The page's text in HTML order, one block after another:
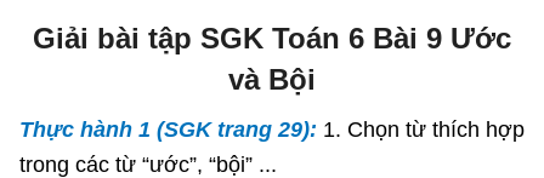
Giải bài tập SGK Toán 6 Bài 9 Ước
và Bội
Thực hành 1 (SGK trang 29): 1. Chọn từ thích hợp
trong các từ “ước”, “bội” ...